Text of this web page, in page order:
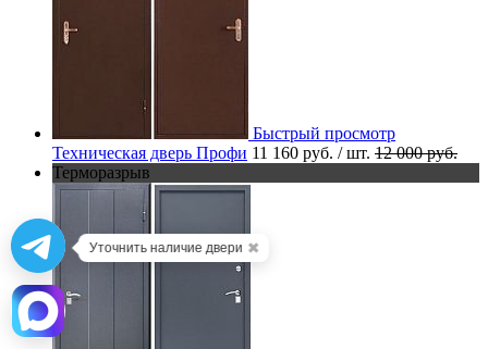
Быстрый просмотр
Техническая дверь Профи 11 160 руб. / шт. 12 000 руб.
Терморазрыв
Уточнить наличие двери ✖